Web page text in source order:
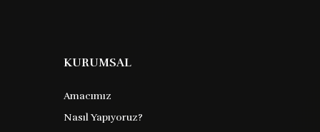
KURUMSAL
Amacımız
Nasıl Yapıyoruz?